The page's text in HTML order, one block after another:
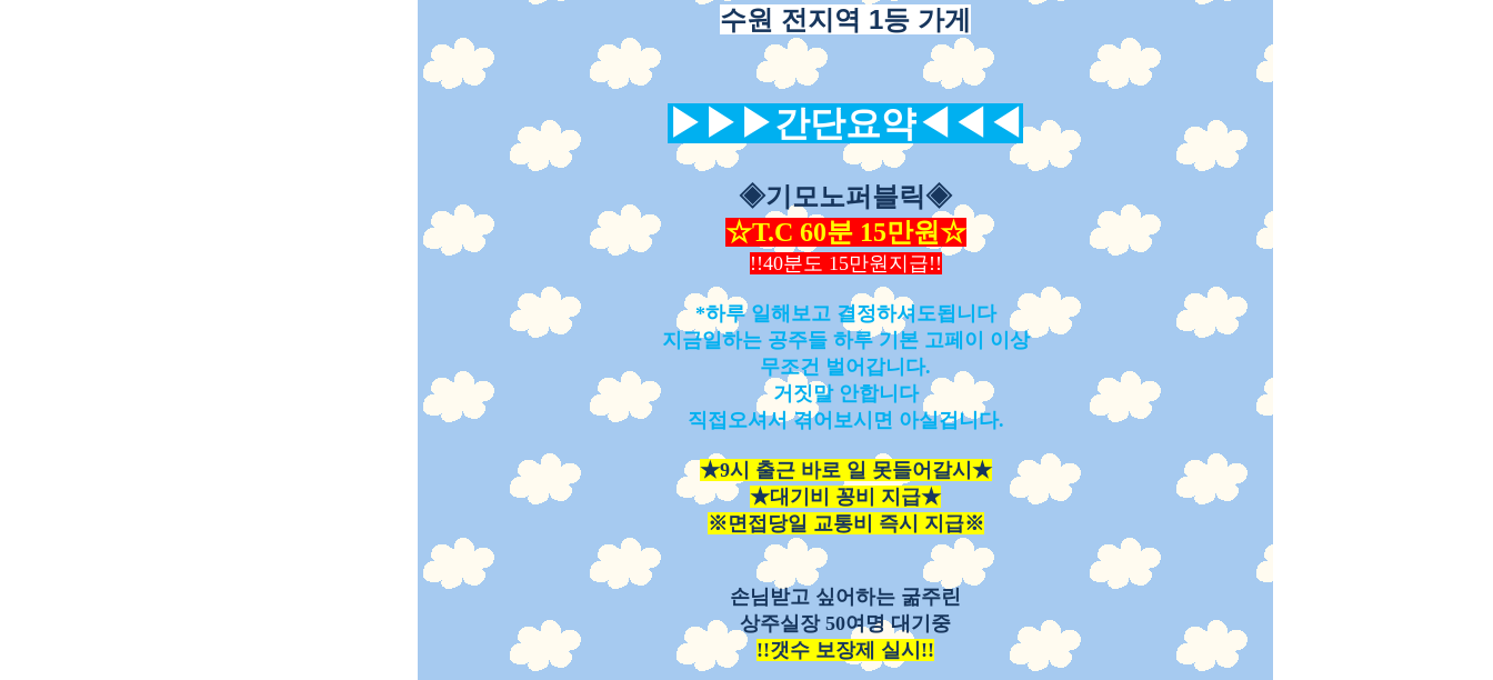
수원 전지역 1등 가게
▶ ▶ ▶간단요약◀ ◀ ◀
◈기모노퍼블릭◈
☆T.C 60분 15만원☆
!!40분도 15만원지급!!
*하루 일해보고 결정하셔도됩니다
지금일하는 공주들 하루 기본 고페이 이상
무조건 벌어갑니다.
거짓말 안합니다
직접오셔서 겪어보시면 아실겁니다.
★9시 출근 바로 일 못들어갈시★
★대기비 꽁비 지급★
※면접당일 교통비 즉시 지급※
손님받고 싶어하는 굶주린
상주실장 50여명 대기중
!!갯수 보장제 실시!!